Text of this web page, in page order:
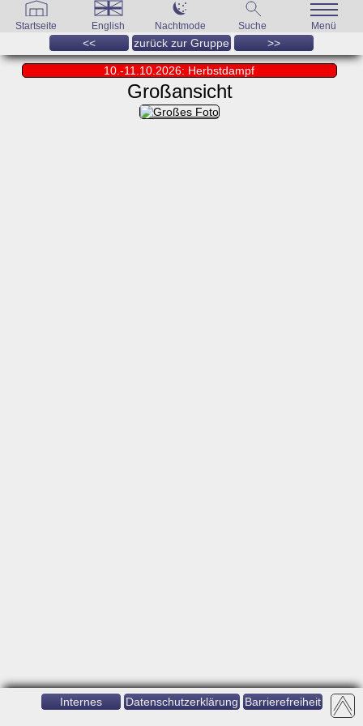
Startseite English Nachtmode Suche Menü
<< zurück zur Gruppe >>
10.-11.10.2026: Herbstdampf
Großansicht
Internes Datenschutzerklärung Barrierefreiheit